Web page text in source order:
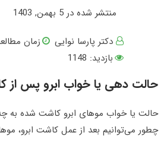
منتشر شده در 5 بهمن, 1403
دکتر پارسا نوایی
زمان
بازدید: 1148
حالت دهی یا خواب ابرو پس از
حالت یا خواب موهای ابرو کاشت شده به
چطور می‌توانیم بعد از عمل کاشت ابرو،